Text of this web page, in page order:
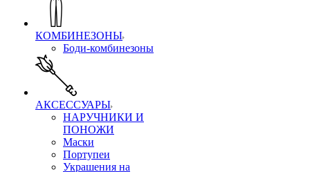
КОМБИНЕЗОНЫ
Боди-комбинезоны
АКСЕССУАРЫ
НАРУЧНИКИ И
ПОНОЖИ
Маски
Портупеи
Украшения на